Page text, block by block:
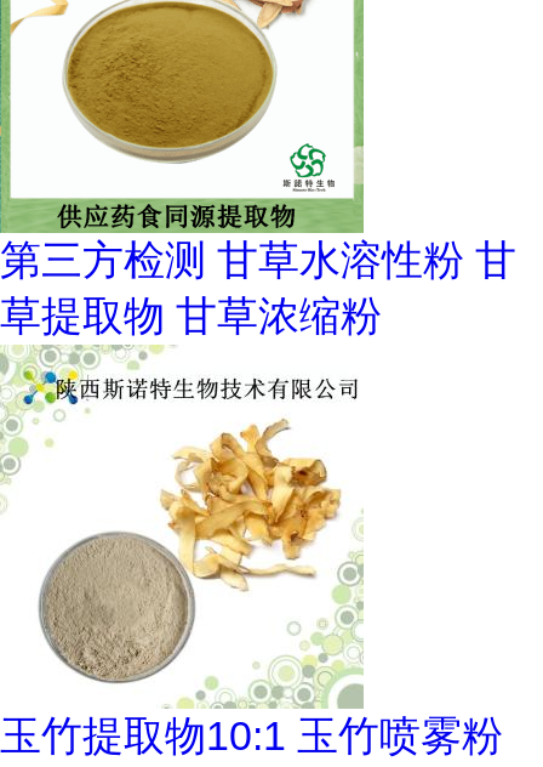
第三方检测 甘草水溶性粉 甘
草提取物 甘草浓缩粉
玉竹提取物10:1 玉竹喷雾粉